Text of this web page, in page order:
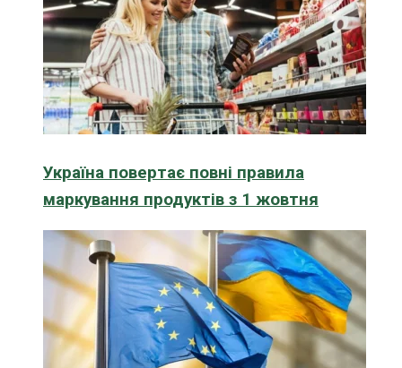
Україна повертає повні правила
маркування продуктів з 1 жовтня